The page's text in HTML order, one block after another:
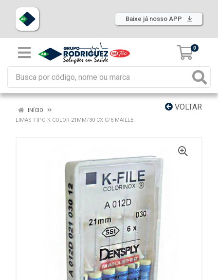
Baixe já nosso APP
0
VOLTAR
INÍCIO
LIMAS TIPO K COLOR 21MM/30 CX C/6 MAILLE